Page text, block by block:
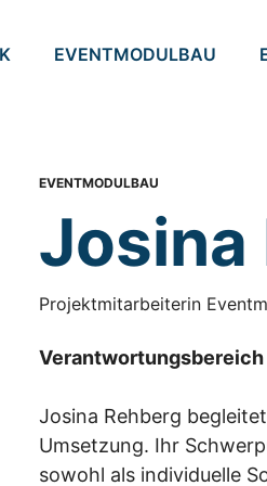
EVENTMODULBAU
EVENTMODULBAU
Josina
Projektmitarbeiterin
Josina Rehberg
Umsetzung. Ihr
sowohl als individuelle